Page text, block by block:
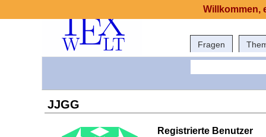
Fragen
JJGG
Registrierte Benutzer
Willkommen,